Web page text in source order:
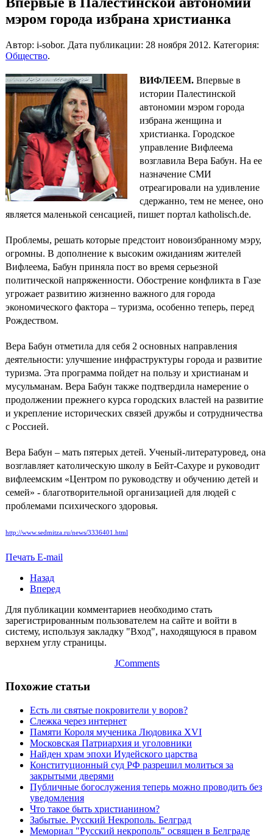
мэром города избрана христианка
Автор: i-sobor. Дата публикации: 28 ноября 2012. Категория:
Общество.
ВИФЛЕЕМ. Впервые в
истории Палестинской
автономии мэром города
избрана женщина и
христианка. Городское
управление Вифлеема
возглавила Вера Бабун. На ее
назначение СМИ
отреагировали на удивление
сдержанно, тем не менее, оно
является маленькой сенсацией, пишет портал katholisch.de.
Проблемы, решать которые предстоит новоизбранному мэру,
огромны. В дополнение к высоким ожиданиям жителей
Вифлеема, Бабун приняла пост во время серьезной
политической напряженности. Обострение конфликта в Газе
угрожает развитию жизненно важного для города
экономического фактора – туризма, особенно теперь, перед
Рождеством.
Вера Бабун отметила для себя 2 основных направления
деятельности: улучшение инфраструктуры города и развитие
туризма. Эта программа пойдет на пользу и христианам и
мусульманам. Вера Бабун также подтвердила намерение о
продолжении прежнего курса городских властей на развитие
и укрепление исторических связей дружбы и сотрудничества
с Россией.
Вера Бабун – мать пятерых детей. Ученый-литературовед, она
возглавляет католическую школу в Бейт-Сахуре и руководит
вифлеемским «Центром по руководству и обучению детей и
семей» - благотворительной организацией для людей с
проблемами психического здоровья.
http://www.sedmitza.ru/news/3336401.html
Печать E-mail
Назад
Вперед
Для публикации комментариев необходимо стать
зарегистрированным пользователем на сайте и войти в
систему, используя закладку "Вход", находящуюся в правом
верхнем углу страницы.
JComments
Похожие статьи
Есть ли святые покровители у воров?
Слежка через интернет
Памяти Короля мученика Людовика XVI
Московская Патриархия и уголовники
Найден храм эпохи Иудейского царства
Конституционный суд РФ разрешил молиться за
закрытыми дверями
Публичные богослужения теперь можно проводить без
уведомления
Что такое быть христианином?
Забытые. Русский Некрополь. Белград
Мемориал "Русский некрополь" освящен в Белграде